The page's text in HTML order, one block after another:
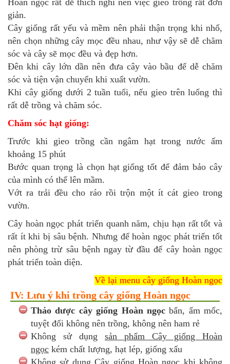
Hoàn ngọc rất dễ thích nghi nên việc gieo trồng rất đơn
giản.
Cây giống rất yếu và mềm nên phải thận trọng khi nhổ,
nên chọn những cây mọc đều nhau, như vậy sẽ dễ chăm
sóc và cây sẽ mọc đều và đẹp hơn.
Đên khi cây lớn dần nên đưa cây vào bầu để dễ chăm
sóc và tiện vận chuyển khi xuất vườn.
Khi cây giống dưới 2 tuần tuổi, nếu gieo trên luống thì
rất dễ trồng và chăm sóc.
Chăm sóc hạt giống:
Trước khi gieo trồng cần ngâm hạt trong nước ấm
khoảng 15 phút
Bước quan trọng là chọn hạt giống tốt để đảm bảo cây
của mình có thể lên mầm.
Vớt ra trải đều cho ráo rồi trộn một ít cát gieo trong
vườn.
Cây hoàn ngọc phát triển quanh năm, chịu hạn rất tốt và
rất ít khi bị sâu bệnh. Nhưng để hoàn ngọc phát triển tốt
nên phòng trừ sâu bệnh ngay từ đầu để cây hoàn ngọc
phát triển toàn diện.
Về lại menu cây giống Hoàn ngọc
IV: Lưu ý khi trồng cây giống Hoàn ngọc
Thảo dược cây giống Hoàn ngọcbẩn, ẩm mốc,
tuyệt đối không nên trồng, không nên ham rẻ
Không sử dụng sản phẩm Cây giống Hoàn
ngọc kém chất lượng, hạt lép, giống xấu